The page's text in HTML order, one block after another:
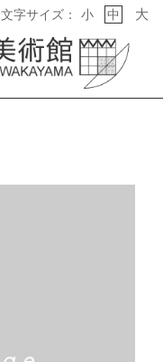
文字サイズ： 小 中 大